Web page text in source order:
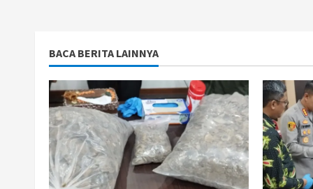
BACA BERITA LAINNYA